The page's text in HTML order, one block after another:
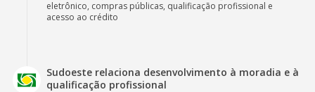
eletrônico, compras públicas, qualificação profissional e
acesso ao crédito
Sudoeste relaciona desenvolvimento à moradia e à
qualificação profissional